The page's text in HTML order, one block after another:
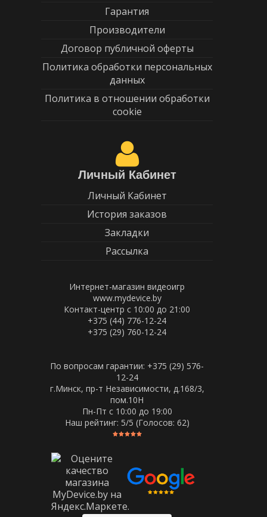
Гарантия
Производители
Договор публичной оферты
Политика обработки персональных
данных
Политика в отношении обработки
cookie
Личный Кабинет
Личный Кабинет
История заказов
Закладки
Рассылка
Интернет-магазин видеоигр
www.mydevice.by
Контакт-центр с 10:00 до 21:00
+375 (44) 776-12-24
+375 (29) 760-12-24
По вопросам гарантии: +375 (29) 576-
12-24
г.Минск, пр-т Независимости, д.168/3,
пом.10Н
Пн-Пт c 10:00 до 19:00
Наш рейтинг: 5/5 (Голосов: 62)